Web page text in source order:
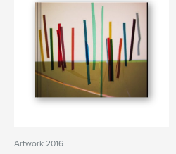
Artwork 2016